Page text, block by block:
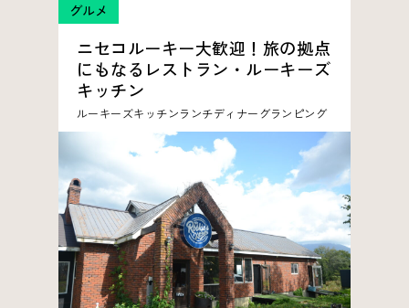
グルメ
ニセコルーキー大歓迎！旅の拠点
にもなるレストラン・ルーキーズ
キッチン
ルーキーズキッチンランチディナーグランピング